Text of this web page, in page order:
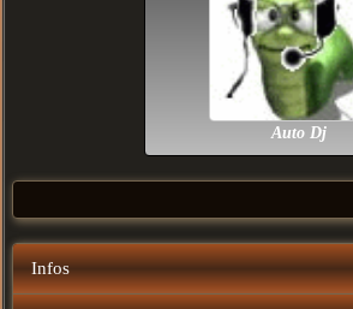
Auto Dj
Infos